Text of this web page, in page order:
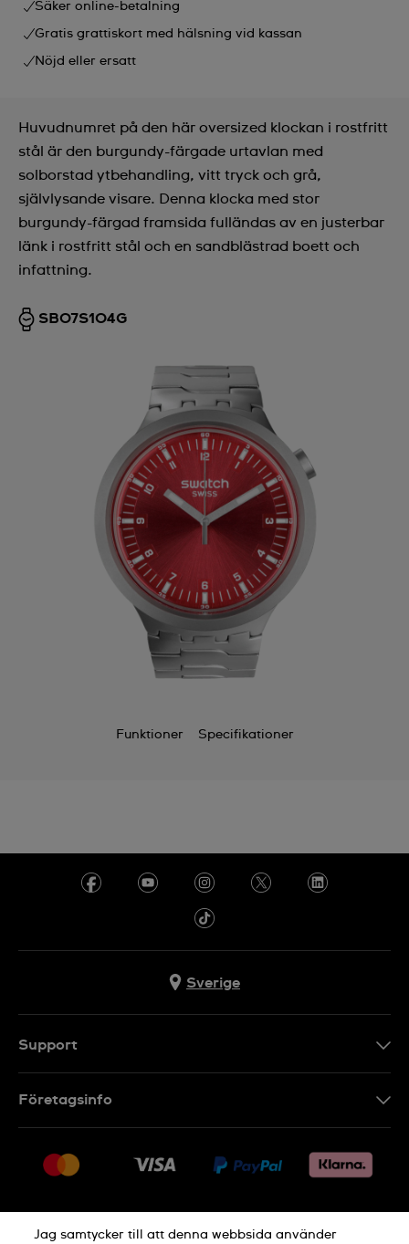
Säker online-betalning
Gratis grattiskort med hälsning vid kassan
Nöjd eller ersatt
Huvudnumret på den här oversized klockan i rostfritt
stål är den burgundy-färgade urtavlan med
solborstad ytbehandling, vitt tryck och grå,
självlysande visare. Denna klocka med stor
burgundy-färgad framsida fulländas av en justerbar
länk i rostfritt stål och en sandblästrad boett och
infattning.
SB07S104G
Funktioner Specifikationer
Sverige
Support
Returer
Försäljningsvillkor
Företagsinfo
Jobs
Jag samtycker till att denna webbsida använder